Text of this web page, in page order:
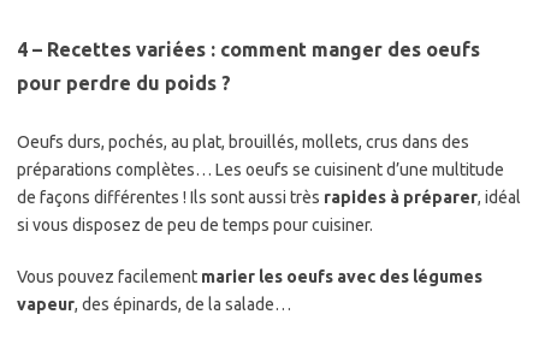
4 – Recettes variées : comment manger des oeufs
pour perdre du poids ?
Oeufs durs, pochés, au plat, brouillés, mollets, crus dans des
préparations complètes… Les oeufs se cuisinent d’une multitude
de façons différentes ! Ils sont aussi très rapides à préparer, idéal
si vous disposez de peu de temps pour cuisiner.
Vous pouvez facilement marier les oeufs avec des légumes
vapeur, des épinards, de la salade…